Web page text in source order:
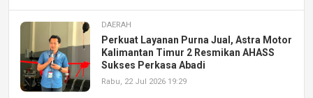
DAERAH
Perkuat Layanan Purna Jual, Astra Motor
Kalimantan Timur 2 Resmikan AHASS
Sukses Perkasa Abadi
Rabu, 22 Jul 2026 19:29